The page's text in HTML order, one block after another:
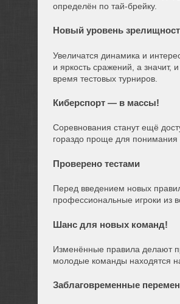
определён по тай-брейку.
Новый уровень
Увеличатся динамика и
и яркость сражений, а значит,
время тестовых турниров.
Киберспорт — в массы!
Соревнования станут ещё
гораздо проще для
Проверено тестами
Перед введением новых
профессиональные игроки из
Шанс для новых команд!
Изменённые правила делают
молодые команды находятся
Заблаговременные